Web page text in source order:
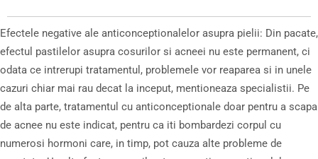
Efectele negative ale anticonceptionalelor asupra pielii: Din pacate,
efectul pastilelor asupra cosurilor si acneei nu este permanent, ci
odata ce intrerupi tratamentul, problemele vor reaparea si in unele
cazuri chiar mai rau decat la inceput, mentioneaza specialistii. Pe
de alta parte, tratamentul cu anticonceptionale doar pentru a scapa
de acnee nu este indicat, pentru ca iti bombardezi corpul cu
numerosi hormoni care, in timp, pot cauza alte probleme de